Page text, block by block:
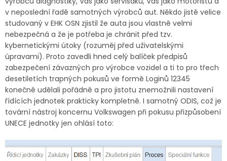
v neposlední řadě samotných výrobců aut. Někdo jistě velice
studovaný v EHK OSN zjistil že auta jsou vlastně velmi
nebezpečná a že je potřeba je chránit před tzv.
kybernetickými útoky (rozuměj před uživatelskými
úpravami). Proto zavedli hned celý balíček předpisů
zabezpečení závazných pro výrobce vozidel a ti to pro třech
desetiletích trapných pokusů ve formě Loginů 12345
konečně udělali pořádně a pro jistotu znemožnili nastavení
řídících jednotek prakticky kompletně. I samotný ODIS, což je
tovární nástroj koncernu Volkswagen při pokusu přizpůsobení
UNECE jednotky jen ohlásí toto: